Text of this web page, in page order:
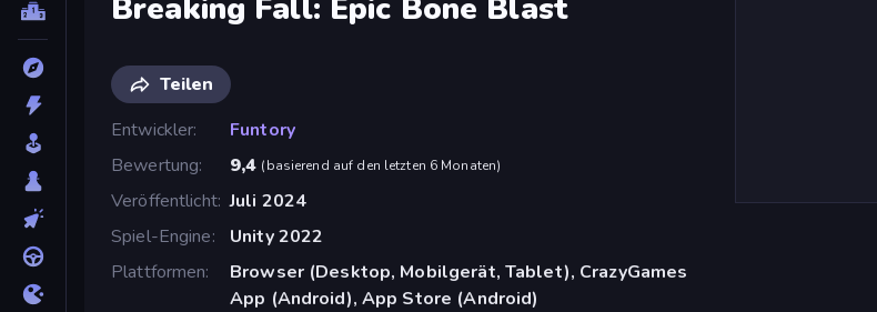
Breaking Fall: Epic Bone Blast
Teilen
Entwickler
Funtory
Bewertung
9,4 (basierend auf den letzten 6 Monaten)
Veröffentlicht Juli 2024
Spiel-Engine
Unity 2022
Plattformen
Browser (Desktop, Mobilgerät, Tablet), CrazyGames
App (Android), App Store (Android)